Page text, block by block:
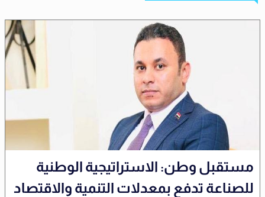
مستقبل وطن: الاستراتيجية الوطنية
للصناعة تدفع بمعدلات التنمية والاقتصاد